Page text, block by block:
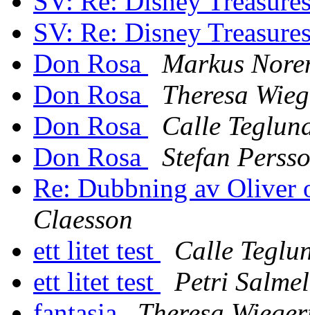
SV: Re: Disney
Don Rosa
Markus
Don Rosa
Theresa
Don Rosa
Calle
Don Rosa
Stefan
Re: Dubbning av Oliver
Claesson
ett litet test
Calle
ett litet test
Petri